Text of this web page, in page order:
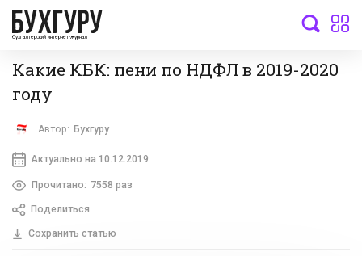
бухгалтерский интернет-журнал
Какие КБК: пени по НДФЛ в 2019-2020
году
Автор: Бухгуру
Актуально на 10.12.2019
Прочитано: 7558 раз
Поделиться
Сохранить статью